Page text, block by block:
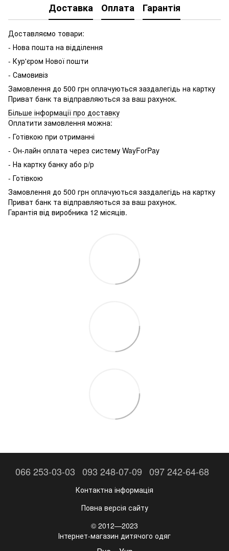
Доставка Оплата Гарантія
Доставляємо товари:
- Нова пошта на відділення
- Кур'єром Нової пошти
- Самовивіз
Замовлення до 500 грн оплачуються заздалегідь на картку
Приват банк та відправляються за ваш рахунок.
Більше інформації про доставку
Оплатити замовлення можна:
- Готівкою при отриманні
- Он-лайн оплата через систему WayForPay
- На картку банку або р/р
- Готівкою
Замовлення до 500 грн оплачуються заздалегідь на картку
Приват банк та відправляються за ваш рахунок.
Гарантія від виробника 12 місяців.
066 253-03-03 093 248-07-09 097 242-64-68
Контактна інформація
Повна версія сайту
© 2012—2023
Інтернет-магазин дитячого одяг